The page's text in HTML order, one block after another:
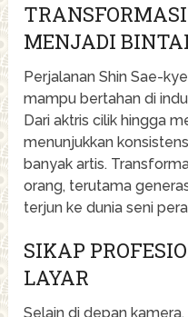
MENJADI
Perjalanan Shin Sae-
mampu bertahan di
Dari aktris cilik hingga
menunjukkan
banyak artis.
orang, terutama
terjun ke dunia seni
SIKAP
LAYAR
Selain di depan